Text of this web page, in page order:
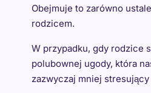
Obejmuje to zarówno
rodzicem.
W przypadku, gdy rodzice
polubownej ugody, która
zazwyczaj mniej